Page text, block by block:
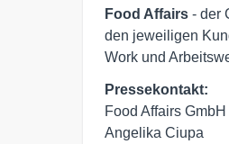
Food Affairs - der
den jeweiligen
Work und
Pressekontakt:
Food Affairs GmbH
Angelika Ciupa